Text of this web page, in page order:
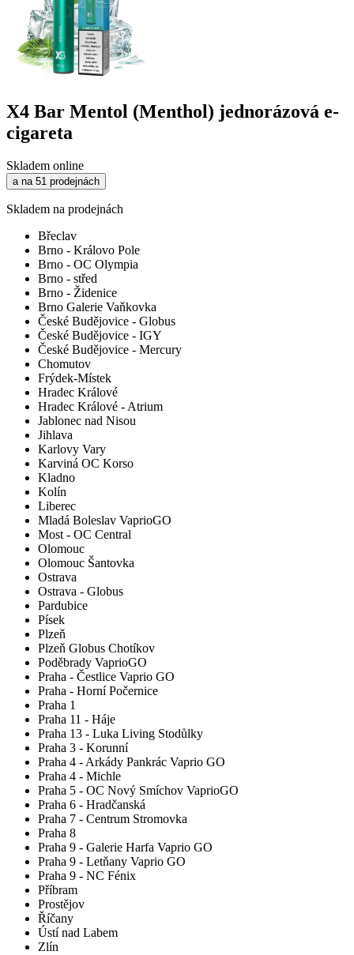
X4 Bar Mentol (Menthol) jednorázová e-
cigareta
Skladem online
a na 51 prodejnách
Skladem na prodejnách
Břeclav
Brno - Královo Pole
Brno - OC Olympia
Brno - střed
Brno - Židenice
Brno Galerie Vaňkovka
České Budějovice - Globus
České Budějovice - IGY
České Budějovice - Mercury
Chomutov
Frýdek-Místek
Hradec Králové
Hradec Králové - Atrium
Jablonec nad Nisou
Jihlava
Karlovy Vary
Karviná OC Korso
Kladno
Kolín
Liberec
Mladá Boleslav VaprioGO
Most - OC Central
Olomouc
Olomouc Šantovka
Ostrava
Ostrava - Globus
Pardubice
Písek
Plzeň
Plzeň Globus Chotíkov
Poděbrady VaprioGO
Praha - Čestlice Vaprio GO
Praha - Horní Počernice
Praha 1
Praha 11 - Háje
Praha 13 - Luka Living Stodůlky
Praha 3 - Korunní
Praha 4 - Arkády Pankrác Vaprio GO
Praha 4 - Michle
Praha 5 - OC Nový Smíchov VaprioGO
Praha 6 - Hradčanská
Praha 7 - Centrum Stromovka
Praha 8
Praha 9 - Galerie Harfa Vaprio GO
Praha 9 - Letňany Vaprio GO
Praha 9 - NC Fénix
Příbram
Prostějov
Říčany
Ústí nad Labem
Zlín